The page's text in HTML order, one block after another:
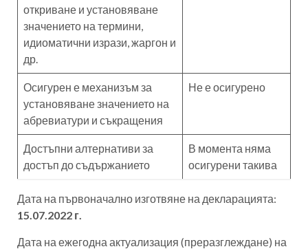
откриване и установяване
значението на термини,
идиоматични изрази, жаргон и
др.
Осигурен е механизъм за
установяване значението на
абревиатури и съкращения
Не е осигурено
Достъпни алтернативи за
достъп до съдържанието
В момента няма
осигурени такива
Дата на първоначално изготвяне на декларацията:
15.07.2022 г.
Дата на ежегодна актуализация (преразглеждане) на